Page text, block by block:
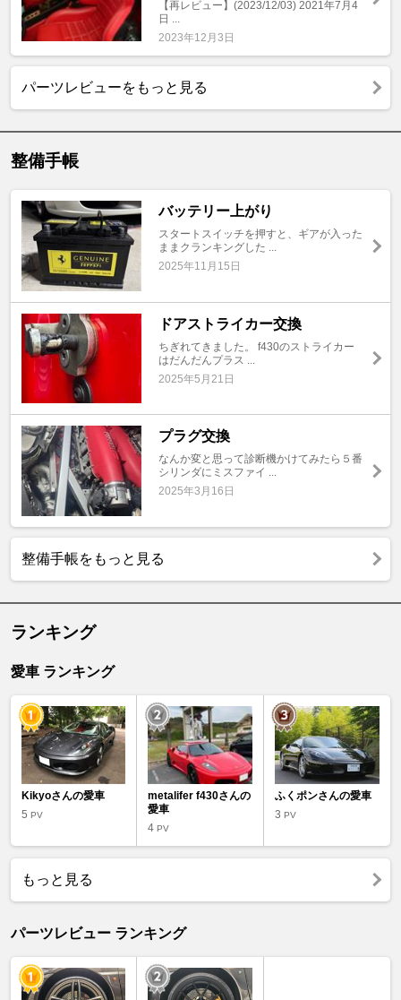
【再レビュー】(2023/12/03) 2021年7月4
日 ...
2023年12月3日
パーツレビューをもっと見る
整備手帳
バッテリー上がり
スタートスイッチを押すと、ギアが入った
ままクランキングした ...
2025年11月15日
ドアストライカー交換
ちぎれてきました。 f430のストライカー
はだんだんプラス ...
2025年5月21日
プラグ交換
なんか変と思って診断機かけてみたら５番
シリンダにミスファイ ...
2025年3月16日
整備手帳をもっと見る
ランキング
愛車 ランキング
Kikyoさんの愛車
5 PV
metalifer f430さんの
愛車
4PV
ふくポンさんの愛車
3 PV
もっと見る
パーツレビュー ランキング